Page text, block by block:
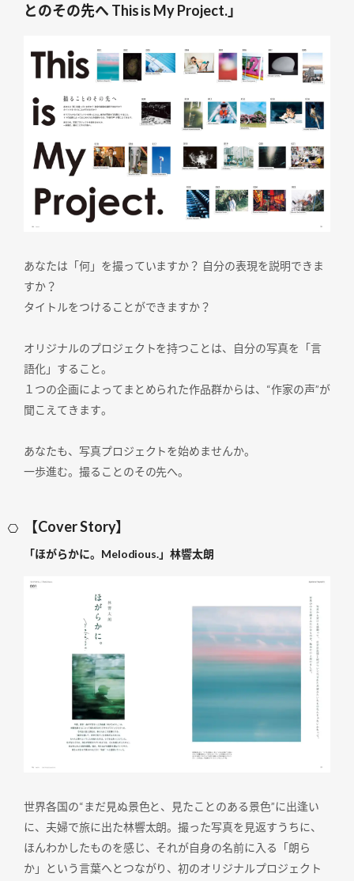
とのその先へ This is My Project.」
あなたは「何」を撮っていますか？ 自分の表現を説明できま
すか？
タイトルをつけることができますか？
オリジナルのプロジェクトを持つことは、自分の写真を「言
語化」すること。
１つの企画によってまとめられた作品群からは、“作家の声”が
聞こえてきます。
あなたも、写真プロジェクトを始めませんか。
一歩進む。撮ることのその先へ。
【Cover Story】
「ほがらかに。Melodious.」林響太朗
世界各国の“まだ見ぬ景色と、見たことのある景色”に出逢い
に、夫婦で旅に出た林響太朗。撮った写真を見返すうちに、
ほんわかしたものを感じ、それが自身の名前に入る「朗ら
か」という言葉へとつながり、初のオリジナルプロジェクト